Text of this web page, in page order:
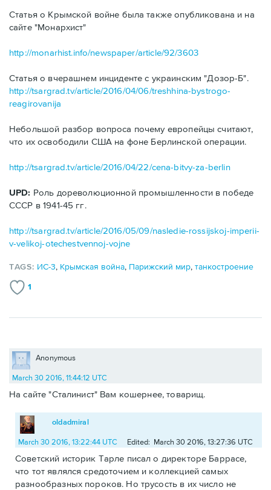
Статья о Крымской войне была также опубликована и на
сайте "Монархист"
http://monarhist.info/newspaper/article/92/3603
Статья о вчерашнем инциденте с украинским "Дозор-Б".
http://tsargrad.tv/article/2016/04/06/treshhina-bystrogo-
reagirovanija
Небольшой разбор вопроса почему европейцы считают,
что их освободили США на фоне Берлинской операции.
http://tsargrad.tv/article/2016/04/22/cena-bitvy-za-berlin
UPD: Роль дореволюционной промышленности в победе
СССР в 1941-45 гг.
http://tsargrad.tv/article/2016/05/09/nasledie-rossijskoj-imperii-
v-velikoj-otechestvennoj-vojne
TAGS: ИС-3, Крымская война, Парижский мир,танкостроение
1
Anonymous
March 30 2016, 11:44:12 UTC
На сайте "Сталинист" Вам кошернее, товарищ.
oldadmiral
March 30 2016, 13:22:44 UTC Edited: March 30 2016, 13:27:36 UTC
Советский историк Тарле писал о директоре Баррасе,
что тот являлся средоточием и коллекцией самых
разнообразных пороков. Но трусость в их число не